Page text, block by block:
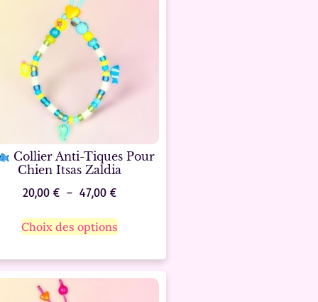
Collier Anti-Tiques Pour
Chien Itsas Zaldia
20,00 € – 47,00 €
Choix des options